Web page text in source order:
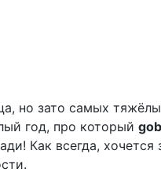
но зато самых
год, про который
Как всегда, хочется